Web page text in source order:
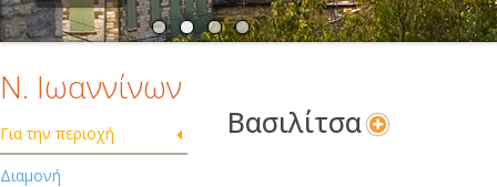
Ν. Ιωαννίνων
Για την περιοχή
Διαμονή
Βασιλίτσα